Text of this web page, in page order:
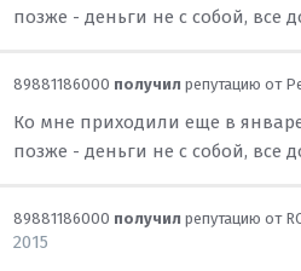
позже - деньги не с собой, все
89881186000 получил репутацию от
Ко мне приходили еще в
позже - деньги не с собой, все
89881186000 получил репутацию от
2015